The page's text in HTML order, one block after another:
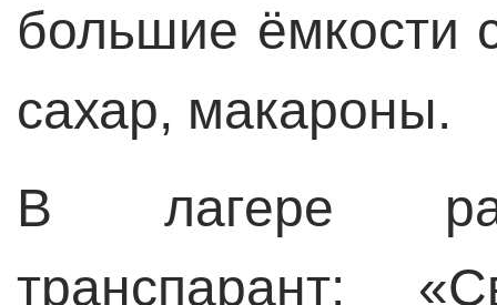
большие ёмкости
сахар, макароны.
В лагере
транспарант: